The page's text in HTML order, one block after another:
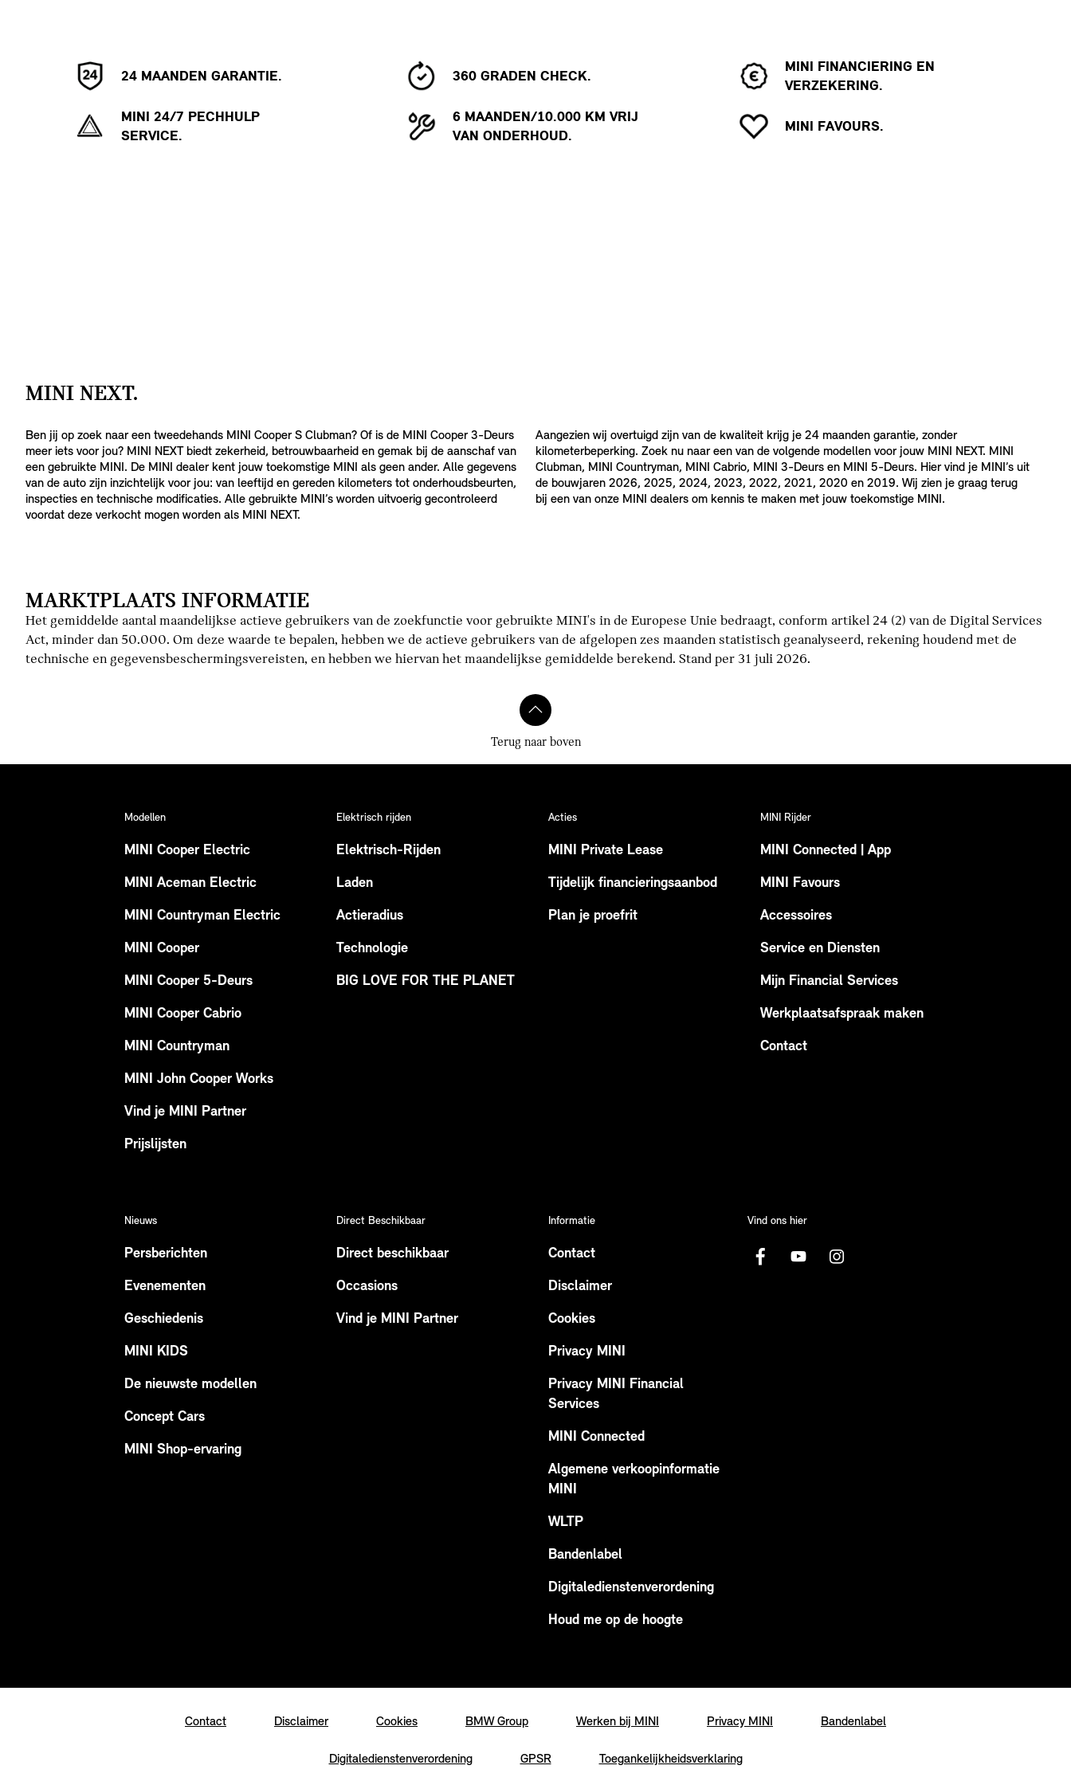
24 MAANDEN GARANTIE. 360 GRADEN CHECK.
MINI FINANCIERING EN
VERZEKERING.
MINI 24/7 PECHHULP
SERVICE.
6 MAANDEN/10.000 KM VRIJ
VAN ONDERHOUD.
MINI FAVOURS.
MINI NEXT.
Ben jij op zoek naar een tweedehands MINI Cooper S Clubman? Of is de MINI Cooper 3-Deurs
meer iets voor jou? MINI NEXT biedt zekerheid, betrouwbaarheid en gemak bij de aanschaf van
een gebruikte MINI. De MINI dealer kent jouw toekomstige MINI als geen ander. Alle gegevens
van de auto zijn inzichtelijk voor jou: van leeftijd en gereden kilometers tot onderhoudsbeurten,
inspecties en technische modificaties. Alle gebruikte MINI’s worden uitvoerig gecontroleerd
voordat deze verkocht mogen worden als MINI NEXT.
Aangezien wij overtuigd zijn van de kwaliteit krijg je 24 maanden garantie, zonder
kilometerbeperking. Zoek nu naar een van de volgende modellen voor jouw MINI NEXT. MINI
Clubman, MINI Countryman, MINI Cabrio, MINI 3-Deurs en MINI 5-Deurs. Hier vind je MINI’s uit
de bouwjaren 2026, 2025, 2024, 2023, 2022, 2021, 2020 en 2019. Wij zien je graag terug
bij een van onze MINI dealers om kennis te maken met jouw toekomstige MINI.
MARKTPLAATS INFORMATIE
Het gemiddelde aantal maandelijkse actieve gebruikers van de zoekfunctie voor gebruikte MINI's in de Europese Unie bedraagt, conform artikel 24 (2) van de Digital Services
Act, minder dan 50.000. Om deze waarde te bepalen, hebben we de actieve gebruikers van de afgelopen zes maanden statistisch geanalyseerd, rekening houdend met de
technische en gegevensbeschermingsvereisten, en hebben we hiervan het maandelijkse gemiddelde berekend. Stand per 31 juli 2026.
Terug naar boven
Modellen
MINI Cooper Electric
MINI Aceman Electric
MINI Countryman Electric
MINI Cooper
MINI Cooper 5-Deurs
MINI Cooper Cabrio
MINI Countryman
MINI John Cooper Works
Vind je MINI Partner
Prijslijsten
Elektrisch rijden
Elektrisch-Rijden
Laden
Actieradius
Technologie
BIG LOVE FOR THE PLANET
Acties
MINI Private Lease
Tijdelijk financieringsaanbod
Plan je proefrit
MINI Rijder
MINI Connected | App
MINI Favours
Accessoires
Service en Diensten
Mijn Financial Services
Werkplaatsafspraak maken
Contact
Nieuws
Persberichten
Evenementen
Geschiedenis
MINI KIDS
De nieuwste modellen
Concept Cars
MINI Shop-ervaring
Direct Beschikbaar
Direct beschikbaar
Occasions
Vind je MINI Partner
Informatie
Contact
Disclaimer
Cookies
Privacy MINI
Privacy MINI Financial
Services
MINI Connected
Algemene verkoopinformatie
MINI
WLTP
Bandenlabel
Digitaledienstenverordening
Houd me op de hoogte
Vind ons hier
Contact Disclaimer Cookies BMW Group Werken bij MINI Privacy MINI Bandenlabel
Digitaledienstenverordening GPSR Toegankelijkheidsverklaring